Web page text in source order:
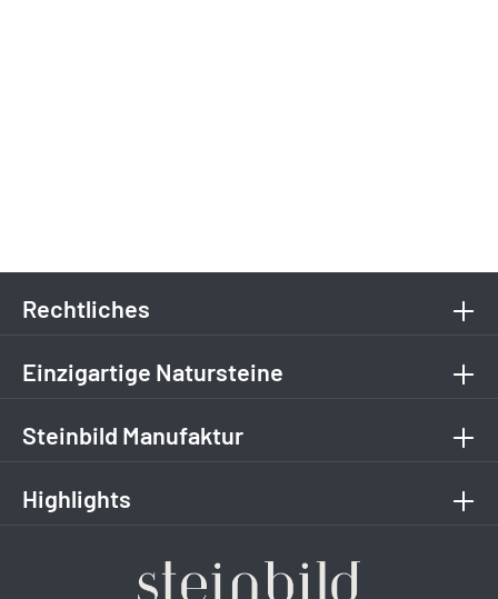
Rechtliches
Einzigartige Natursteine
Steinbild Manufaktur
Highlights